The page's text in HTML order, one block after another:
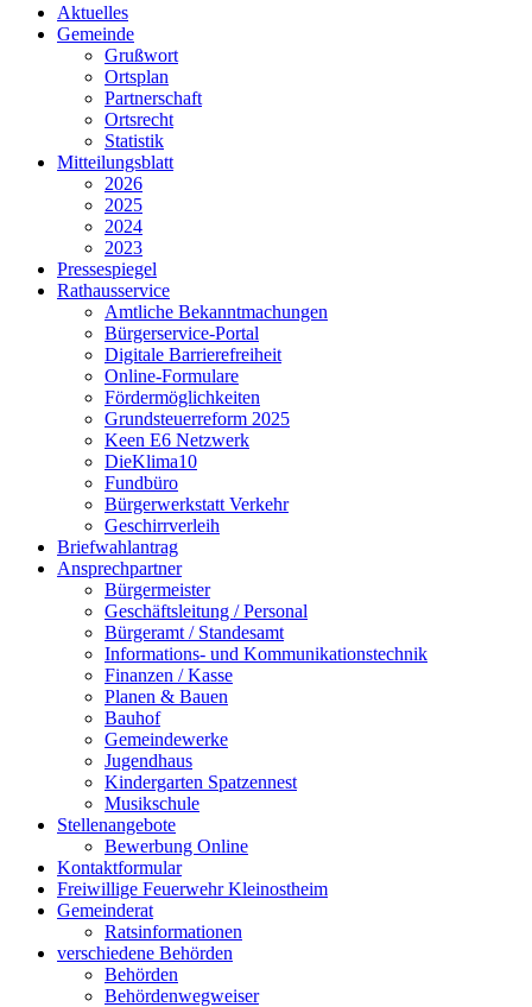
Aktuelles
Gemeinde
Grußwort
Ortsplan
Partnerschaft
Ortsrecht
Statistik
Mitteilungsblatt
2026
2025
2024
2023
Pressespiegel
Rathausservice
Amtliche Bekanntmachungen
Bürgerservice-Portal
Digitale Barrierefreiheit
Online-Formulare
Fördermöglichkeiten
Grundsteuerreform 2025
Keen E6 Netzwerk
DieKlima10
Fundbüro
Bürgerwerkstatt Verkehr
Geschirrverleih
Briefwahlantrag
Ansprechpartner
Bürgermeister
Geschäftsleitung / Personal
Bürgeramt / Standesamt
Informations- und Kommunikationstechnik
Finanzen / Kasse
Planen & Bauen
Bauhof
Gemeindewerke
Jugendhaus
Kindergarten Spatzennest
Musikschule
Stellenangebote
Bewerbung Online
Kontaktformular
Freiwillige Feuerwehr Kleinostheim
Gemeinderat
Ratsinformationen
verschiedene Behörden
Behörden
Behördenwegweiser